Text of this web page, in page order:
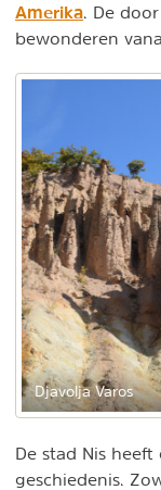
Amerika. De
bewonderen
Djavolja Varos
De stad Nis
geschiedenis.